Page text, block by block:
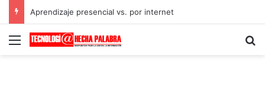
Aprendizaje presencial vs. por internet
Menú